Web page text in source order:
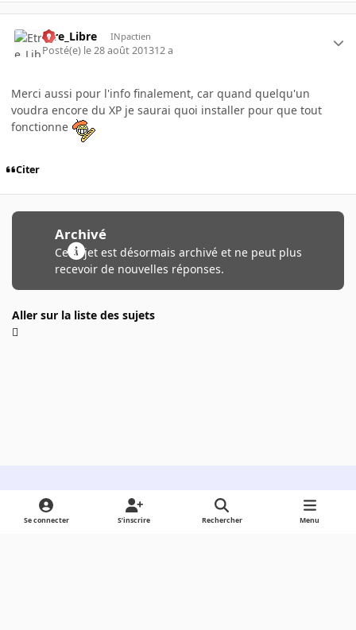
Etre_Libre INpactien
Posté(e) le 28 août 201312 a
Merci aussi pour l'info finalement, car quand quelqu'un
voudra encore du XP je saurai quoi installer pour que tout
fonctionne
Citer
Archivé
Ce sujet est désormais archivé et ne peut plus
recevoir de nouvelles réponses.
Aller sur la liste des sujets
Light ModeDark ModeSystem Preference
Se connecter S’inscrire Rechercher Menu